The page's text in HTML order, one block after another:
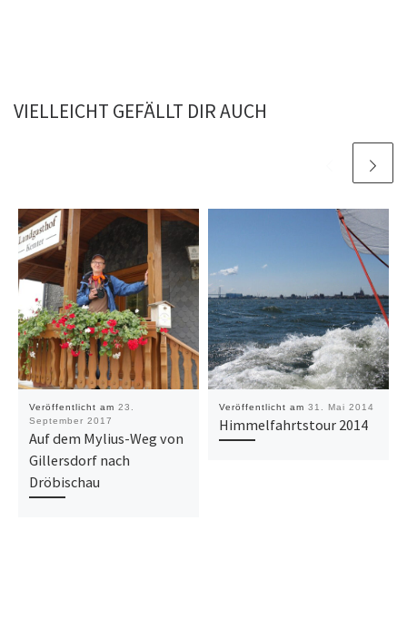
VIELLEICHT GEFÄLLT DIR AUCH
Veröffentlicht am 23.
September 2017
Auf dem Mylius-Weg von
Gillersdorf nach
Dröbischau
Veröffentlicht am 31. Mai 2014
Himmelfahrtstour 2014